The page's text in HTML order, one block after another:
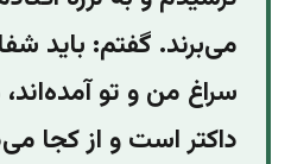
می‌برند. گفتم: باید
سراغ من و تو
داکتر است و از کجا